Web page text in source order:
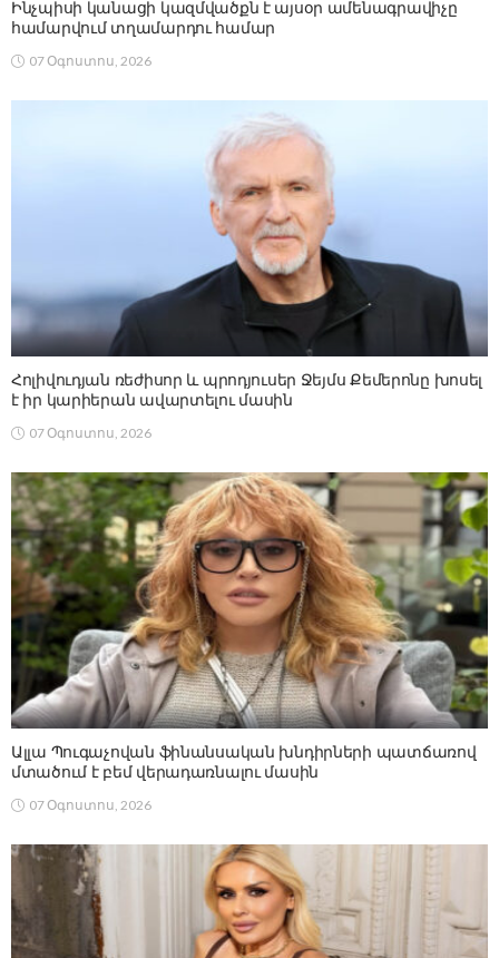
Ինչպիսի կանացի կազմվածքն է այսօր ամենագրավիչը
համարվում տղամարդու համար
07 Օգոստոս, 2026
Հոլիվուդյան ռեժիսոր և պրոդյուսեր Ջեյմս Քեմերոնը խոսել
է իր կարիերան ավարտելու մասին
07 Օգոստոս, 2026
Ալլա Պուգաչովան ֆինանսական խնդիրների պատճառով
մտածում է բեմ վերադառնալու մասին
07 Օգոստոս, 2026